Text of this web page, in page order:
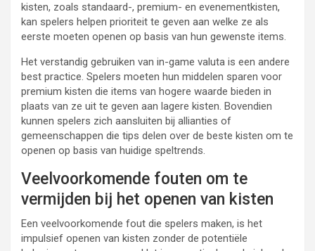
kisten, zoals standaard-, premium- en evenementkisten,
kan spelers helpen prioriteit te geven aan welke ze als
eerste moeten openen op basis van hun gewenste items.
Het verstandig gebruiken van in-game valuta is een andere
best practice. Spelers moeten hun middelen sparen voor
premium kisten die items van hogere waarde bieden in
plaats van ze uit te geven aan lagere kisten. Bovendien
kunnen spelers zich aansluiten bij allianties of
gemeenschappen die tips delen over de beste kisten om te
openen op basis van huidige speltrends.
Veelvoorkomende fouten om te
vermijden bij het openen van kisten
Een veelvoorkomende fout die spelers maken, is het
impulsief openen van kisten zonder de potentiële